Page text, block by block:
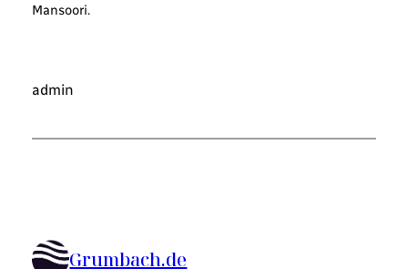
Mansoori.
admin
Grumbach.de